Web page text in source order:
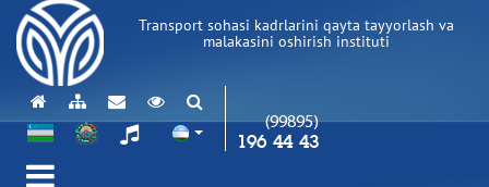
Transport sohasi kadrlarini qayta tayyorlash va
malakasini oshirish instituti
(99895)
196 44 43